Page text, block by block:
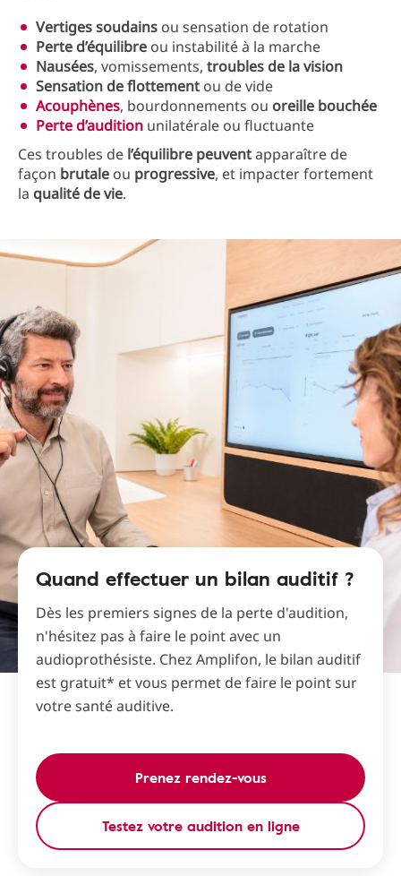
Vertigessoudains ou sensation de rotation
Perte d’équilibre ou instabilité à la marche
Nausées, vomissements, troubles de lavision
Sensation deflottement ou de vide
Acouphènes, bourdonnements ou oreille bouchée
Perte d’audition unilatérale ou fluctuante
Ces troubles de l’équilibre peuventapparaître de
façon brutale ou progressive, et impacter fortement
la qualité de vie.
Quand effectuer un bilan auditif ?
Dès les premiers signes de la perte d'audition,
n'hésitez pas à faire le point avec un
audioprothésiste. Chez Amplifon, le bilan auditif
est gratuit* et vous permet de faire le point sur
votre santé auditive.
Prenez rendez-vous
Testez votre audition en ligne